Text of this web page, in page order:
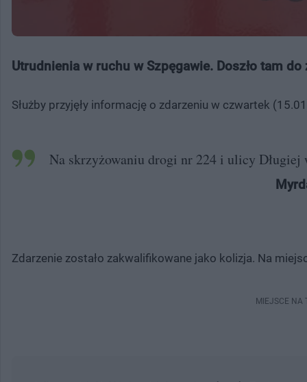
Utrudnienia w ruchu w Szpęgawie. Doszło tam
Służby przyjęły informację o zdarzeniu w czwartek
Na skrzyżowaniu drogi nr 224 i ulicy Długiej
Zdarzenie zostało zakwalifikowane jako kolizja. Na
MIEJSCE NA